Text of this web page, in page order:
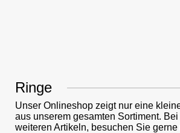
Ringe
Unser Onlineshop zeigt nur eine
aus unserem gesamten Sortiment.
weiteren Artikeln, besuchen Sie gerne